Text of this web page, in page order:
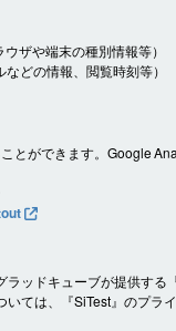
ザや端末の種別情報等）
どの情報、閲覧時刻等）
とができます。Google
ッドキューブが提供する
ては、『SiTest』のプラ